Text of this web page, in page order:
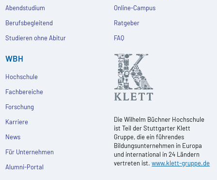
Abendstudium
Berufsbegleitend
Studieren ohne Abitur
Online-Campus
Ratgeber
FAQ
WBH
Hochschule
Fachbereiche
Forschung
Karriere
News
Für Unternehmen
Alumni-Portal
Die Wilhelm Büchner Hochschule
ist Teil der Stuttgarter Klett
Gruppe, die ein führendes
Bildungsunternehmen in Europa
und international in 24 Ländern
vertreten ist.www.klett-gruppe.de